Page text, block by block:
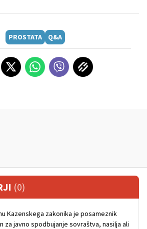
PROSTATA Q&A
(0)
Kazenskega zakonika je posameznik
za javno spodbujanje sovraštva, nasilja ali